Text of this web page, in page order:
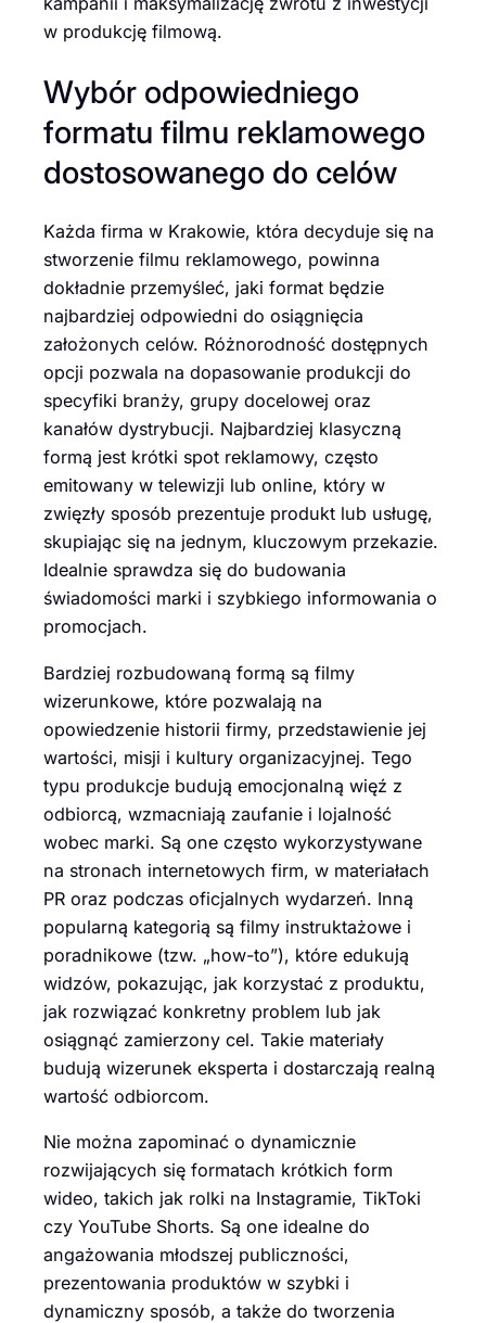
w produkcję filmową.
Wybór odpowiedniego
formatu filmu reklamowego
dostosowanego do celów
Każda firma w Krakowie, która decyduje się na
stworzenie filmu reklamowego, powinna
dokładnie przemyśleć, jaki format będzie
najbardziej odpowiedni do osiągnięcia
założonych celów. Różnorodność dostępnych
opcji pozwala na dopasowanie produkcji do
specyfiki branży, grupy docelowej oraz
kanałów dystrybucji. Najbardziej klasyczną
formą jest krótki spot reklamowy, często
emitowany w telewizji lub online, który w
zwięzły sposób prezentuje produkt lub usługę,
skupiając się na jednym, kluczowym przekazie.
Idealnie sprawdza się do budowania
świadomości marki i szybkiego informowania o
promocjach.
Bardziej rozbudowaną formą są filmy
wizerunkowe, które pozwalają na
opowiedzenie historii firmy, przedstawienie jej
wartości, misji i kultury organizacyjnej. Tego
typu produkcje budują emocjonalną więź z
odbiorcą, wzmacniają zaufanie i lojalność
wobec marki. Są one często wykorzystywane
na stronach internetowych firm, w materiałach
PR oraz podczas oficjalnych wydarzeń. Inną
popularną kategorią są filmy instruktażowe i
poradnikowe (tzw. „how-to”), które edukują
widzów, pokazując, jak korzystać z produktu,
jak rozwiązać konkretny problem lub jak
osiągnąć zamierzony cel. Takie materiały
budują wizerunek eksperta i dostarczają realną
wartość odbiorcom.
Nie można zapominać o dynamicznie
rozwijających się formatach krótkich form
wideo, takich jak rolki na Instagramie, TikToki
czy YouTube Shorts. Są one idealne do
angażowania młodszej publiczności,
prezentowania produktów w szybki i
dynamiczny sposób, a także do tworzenia